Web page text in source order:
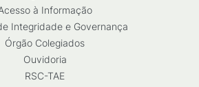
à Informação
Integridade e Governança
Órgão Colegiados
Ouvidoria
RSC-TAE